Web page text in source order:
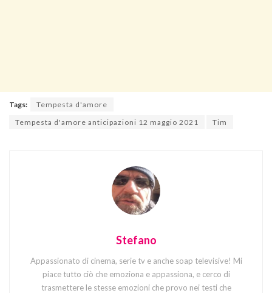
Tags:
Tempesta d'amore
Tempesta d'amore anticipazioni 12 maggio 2021
Tim
Stefano
Appassionato di cinema, serie tv e anche soap televisive! Mi
piace tutto ciò che emoziona e appassiona, e cerco di
trasmettere le stesse emozioni che provo nei testi che